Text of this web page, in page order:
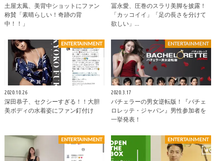
土屋太鳳、美背中ショットにファン
称賛「素晴らしい！奇跡の背
中！！」
冨永愛、圧巻のスラリ美脚を披露！
「カッコイイ」「足の長さを分けて
欲しい」…
ENTERTAINMENT
2020.10.26
深田恭子、セクシーすぎる！！大胆
美ボディの水着姿にファン釘付け
ENTERTAINMENT
2020.3.17
バチェラーの男女逆転版！『バチェ
ロレッテ・ジャパン』男性参加者を
一挙発表！
ENTERTAINMENT ENTERTAINMENT